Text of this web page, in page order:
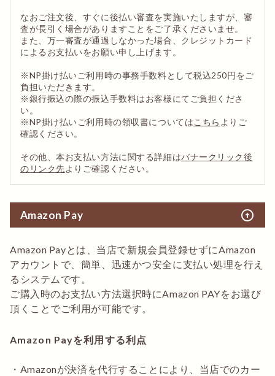
なおご注文後、すぐに後払い審査を実施いたしますが、審
査が長引く場合がありますことをご了承くださいませ。
また、万一審査が通過しなかった場合、クレジットカード
によるお支払いをお願い申し上げます。
※NP掛け払いご利用時の事務手数料として税込250円をご
負担いただきます。
※銀行振込の際の振込手数料はお客様にてご負担くださ
い。
※NP掛け払いご利用時の領収書についてはこちら よりご
確認ください。
その他、本お支払い方法に関する詳細はバナークリック後
のリンク先よりご確認ください。
Amazon Pay arrow_circle_up
Amazon Payとは、当店で新規会員登録せずにAmazon
アカウントで、簡単、迅速かつ安全に支払い処理を行え
るシステムです。
ご購入時のお支払い方法選択時にAmazon PAYをお選び
頂くことでご利用が可能です。
Amazon Payを利用する利点
Amazonが決済を代行することにより、当店でのカー